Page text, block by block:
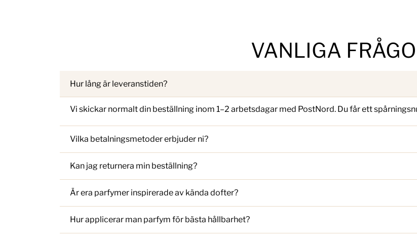
VANLIGA
Hur lång är leveranstiden?
Vi skickar normalt din beställning inom 1–2 arbetsdagar med PostNord. Du får ett
Vilka betalningsmetoder erbjuder ni?
Kan jag returnera min beställning?
Är era parfymer inspirerade av kända dofter?
Hur applicerar man parfym för bästa hållbarhet?